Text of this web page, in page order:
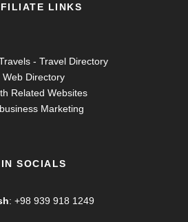
LINKS
- Travel Directory
Web Directory
Related Websites
Marketing
IN SOCIALS
: +98 939 918 1249